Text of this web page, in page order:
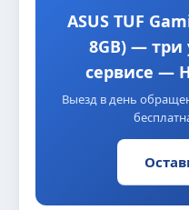
ASUS TUF
8GB) — три
сервисе —
Выезд в день